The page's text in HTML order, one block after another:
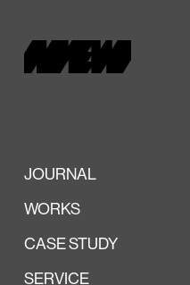
JOURNAL
WORKS
CASE STUDY
SERVICE